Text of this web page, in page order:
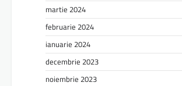
martie 2024
februarie 2024
ianuarie 2024
decembrie 2023
noiembrie 2023